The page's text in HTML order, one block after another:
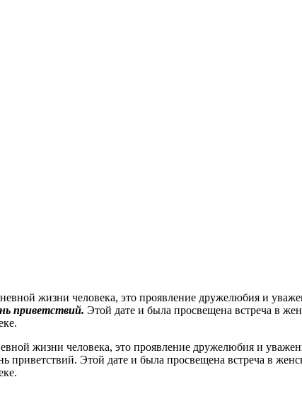
жизни человека, это проявление дружелюбия и
приветствий. Этой дате и была просвещена встреча в
жизни человека, это проявление дружелюбия и
приветствий. Этой дате и была просвещена встреча в